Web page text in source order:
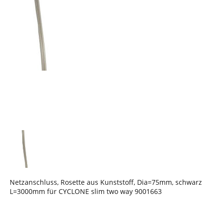
Netzanschluss, Rosette aus Kunststoff, Dia=75mm, schwarz
L=3000mm für CYCLONE slim two way 9001663